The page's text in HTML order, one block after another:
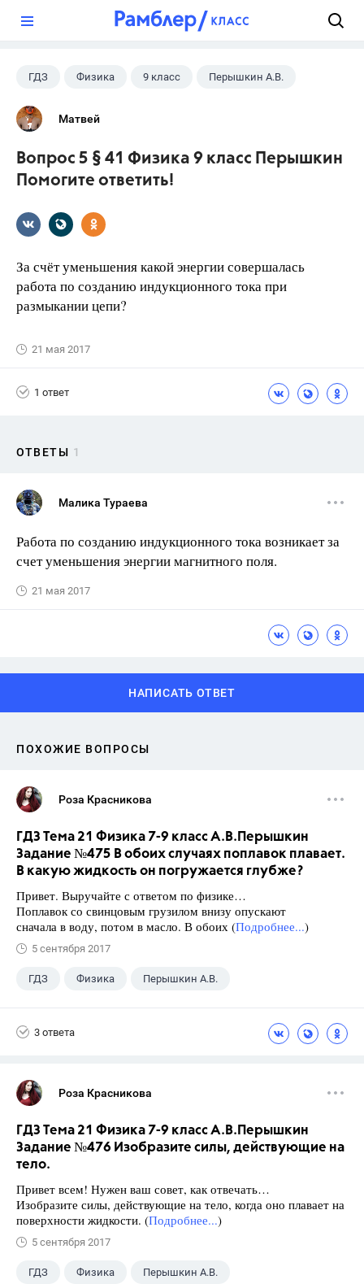
ГДЗ Физика 9 класс Перышкин А.В.
Матвей
Вопрос 5 § 41 Физика 9 класс Перышкин
Помогите ответить!
За счёт уменьшения какой энергии совершалась
работа по созданию индукционного тока при
размыкании цепи?
21 мая 2017
1 ответ
ОТВЕТЫ 1
Малика Тураева
Работа по созданию индукционного тока возникает за
счет уменьшения энергии магнитного поля.
21 мая 2017
НАПИСАТЬ ОТВЕТ
ПОХОЖИЕ ВОПРОСЫ
Роза Красникова
ГДЗ Тема 21 Физика 7-9 класс А.В.Перышкин
Задание №475 В обоих случаях поплавок плавает.
В какую жидкость он погружается глубже?
Привет. Выручайте с ответом по физике…
Поплавок со свинцовым грузилом внизу опускают
сначала в воду, потом в масло. В обоих (Подробнее...)
5 сентября 2017
ГДЗ Физика Перышкин А.В.
3 ответа
Роза Красникова
ГДЗ Тема 21 Физика 7-9 класс А.В.Перышкин
Задание №476 Изобразите силы, действующие на
тело.
Привет всем! Нужен ваш совет, как отвечать…
Изобразите силы, действующие на тело, когда оно плавает на
поверхности жидкости. (Подробнее...)
5 сентября 2017
ГДЗ Физика Перышкин А.В.